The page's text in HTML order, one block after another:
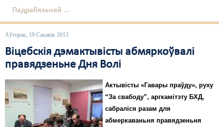
Падрабязьней ...
Аўторак, 19 Сакавік 2013
Віцебскія дэмактывісты абмяркоўвалі
правядзеньне Дня Волі
Актывісты «Гавары праўду», руху
“За свабоду”, аргкамітэту БХД,
сабраліся разам для
абмеркаваньня правядзеньня